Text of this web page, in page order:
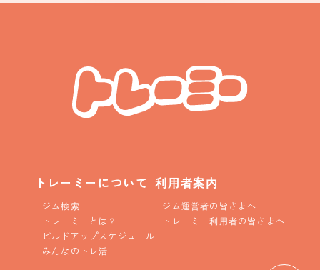
トレーミーについて
ジム検索
トレーミーとは？
ビルドアップスケジュール
みんなのトレ活
利用者案内
ジム運営者の皆さまへ
トレーミー利用者の皆さまへ